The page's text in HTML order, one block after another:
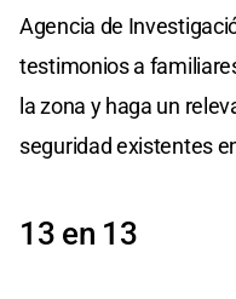
Agencia de
testimonios a
la zona y haga un
seguridad existentes
13 en 13